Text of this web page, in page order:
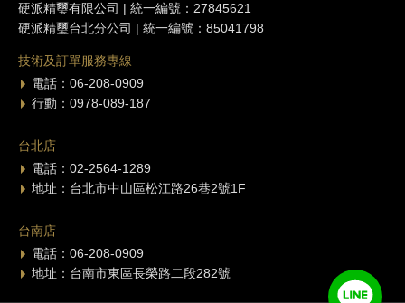
硬派精璽有限公司 | 統一編號：27845621
硬派精璽台北分公司 | 統一編號：85041798
技術及訂單服務專線
電話：06-208-0909
行動：0978-089-187
台北店
電話：02-2564-1289
地址：台北市中山區松江路26巷2號1F
台南店
電話：06-208-0909
地址：台南市東區長榮路二段282號